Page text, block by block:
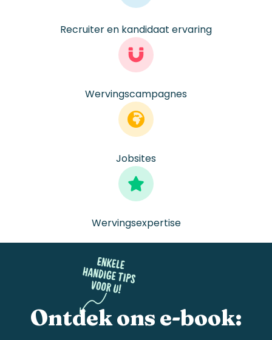
Recruiter en kandidaat ervaring
Wervingscampagnes
Jobsites
Wervingsexpertise
Ontdekons e-book: